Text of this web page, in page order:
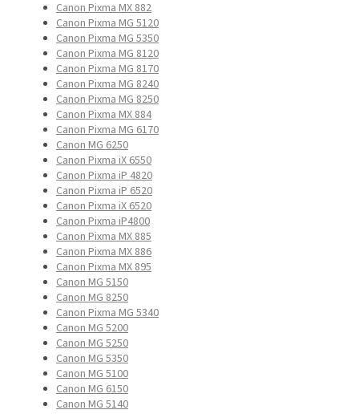
Canon Pixma MX 882
Canon Pixma MG 5120
Canon Pixma MG 5350
Canon Pixma MG 8120
Canon Pixma MG 8170
Canon Pixma MG 8240
Canon Pixma MG 8250
Canon Pixma MX 884
Canon Pixma MG 6170
Canon MG 6250
Canon Pixma iX 6550
Canon Pixma iP 4820
Canon Pixma iP 6520
Canon Pixma iX 6520
Canon Pixma iP4800
Canon Pixma MX 885
Canon Pixma MX 886
Canon Pixma MX 895
Canon MG 5150
Canon MG 8250
Canon Pixma MG 5340
Canon MG 5200
Canon MG 5250
Canon MG 5350
Canon MG 5100
Canon MG 6150
Canon MG 5140